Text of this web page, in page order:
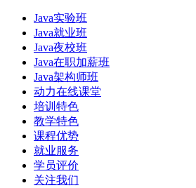
Java实验班
Java就业班
Java夜校班
Java在职加薪班
Java架构师班
动力在线课堂
培训特色
教学特色
课程优势
就业服务
学员评价
关注我们